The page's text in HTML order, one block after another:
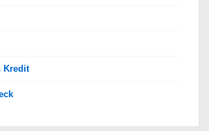
Kredit